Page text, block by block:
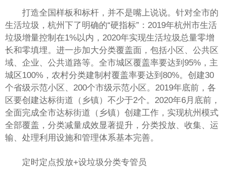
打造全国样板和标杆，并不是嘴上说说。针对全市的
生活垃圾，杭州下了明确的“硬指标”：2019年杭州市生活
垃圾增量控制在1%以内，2020年实现生活垃圾总量零增
长和零填埋。进一步加大分类覆盖面，包括小区、公共区
域、企业、公共道路等。全市城区覆盖率要达到95%，主
城区100%，农村分类建制村覆盖率要达到80%。创建30
个省级示范小区、200个市级示范小区。2019年底前，各
区要创建达标街道（乡镇）不少于2个。2020年6月底前，
全面完成全市达标街道（乡镇）创建工作，实现杭州模式
全部覆盖，分类减量成效显著提升，分类投放、收集、运
输、处理利用设施和管理体系基本完善。
定时定点投放+设垃圾分类专管员